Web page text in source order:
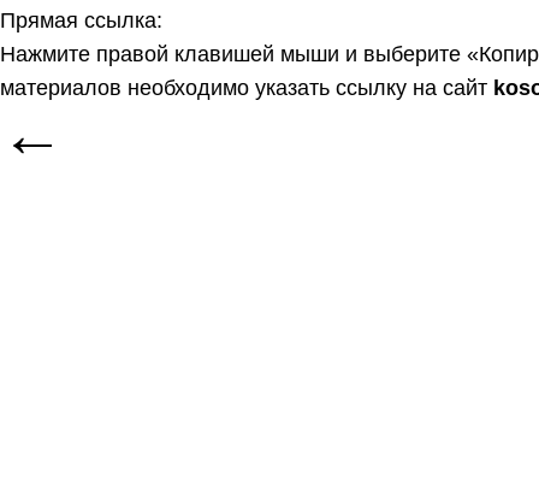
Прямая ссылка:
Нажмите правой клавишей мыши и выберите
материалов необходимо указать ссылку на сайт
←